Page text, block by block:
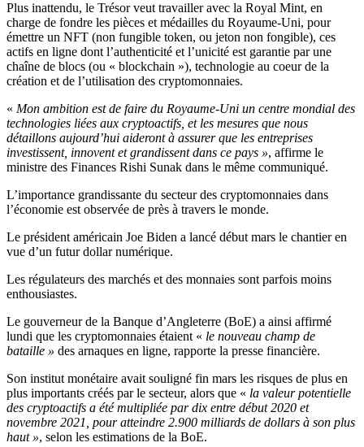
Plus inattendu, le Trésor veut travailler avec la Royal Mint, en
charge de fondre les pièces et médailles du Royaume-Uni, pour
émettre un NFT (non fungible token, ou jeton non fongible), ces
actifs en ligne dont l’authenticité et l’unicité est garantie par une
chaîne de blocs (ou « blockchain »), technologie au coeur de la
création et de l’utilisation des cryptomonnaies.
« Mon ambition est de faire du Royaume-Uni un centre mondial des
technologies liées aux cryptoactifs, et les mesures que nous
détaillons aujourd’hui aideront à assurer que les entreprises
investissent, innovent et grandissent dans ce pays », affirme le
ministre des Finances Rishi Sunak dans le même communiqué.
L’importance grandissante du secteur des cryptomonnaies dans
l’économie est observée de près à travers le monde.
Le président américain Joe Biden a lancé début mars le chantier en
vue d’un futur dollar numérique.
Les régulateurs des marchés et des monnaies sont parfois moins
enthousiastes.
Le gouverneur de la Banque d’Angleterre (BoE) a ainsi affirmé
lundi que les cryptomonnaies étaient « le nouveau champ de
bataille » des arnaques en ligne, rapporte la presse financière.
Son institut monétaire avait souligné fin mars les risques de plus en
plus importants créés par le secteur, alors que « la valeur potentielle
des cryptoactifs a été multipliée par dix entre début 2020 et
novembre 2021, pour atteindre 2.900 milliards de dollars à son plus
haut », selon les estimations de la BoE.